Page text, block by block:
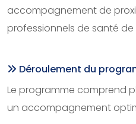
accompagnement de
professionnels de santé de
Déroulement du
Le programme comprend
un accompagnement